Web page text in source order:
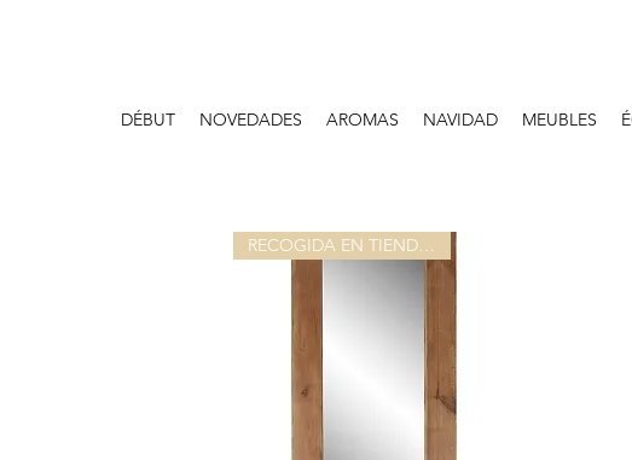
DÉBUT NOVEDADES AROMAS NAVIDAD MEUBLES
RECOGIDA EN TIENDA O ALMACEN